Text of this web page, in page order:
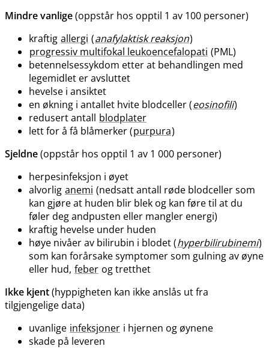
Mindre vanlige(oppstår hos opptil 1 av 100 personer)
kraftig allergi (anafylaktisk reaksjon)
progressiv multifokal leukoencefalopati (PML)
betennelsessykdom etter at behandlingen med
legemidlet er avsluttet
hevelse i ansiktet
en økning i antallet hvite blodceller (eosinofili)
redusert antall blodplater
lett for å få blåmerker (purpura)
Sjeldne(oppstår hos opptil 1 av 1 000 personer)
herpesinfeksjon i øyet
alvorlig anemi (nedsatt antall røde blodceller som
kan gjøre at huden blir blek og kan føre til at du
føler deg andpusten eller mangler energi)
kraftig hevelse under huden
høye nivåer av bilirubin i blodet (hyperbilirubinemi)
som kan forårsake symptomer som gulning av øyne
eller hud, feber og tretthet
Ikke kjent(hyppigheten kan ikke anslås ut fra
tilgjengelige data)
uvanlige infeksjoner i hjernen og øynene
skade på leveren